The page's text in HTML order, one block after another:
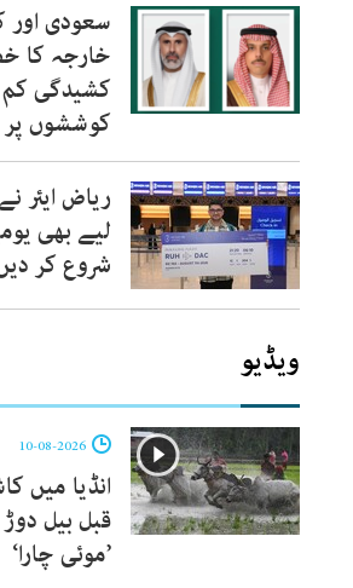
سعودی اور
خارجہ کا
کشیدگی
کوششوں پر
ریاض ایئر
لیے بھی
شروع کر
ویڈیو
انڈیا میں
قبل بیل دوڑ
’موئی چارا‘